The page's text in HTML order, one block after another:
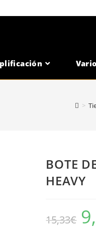
>
BOTE
HEAVY
15,33€